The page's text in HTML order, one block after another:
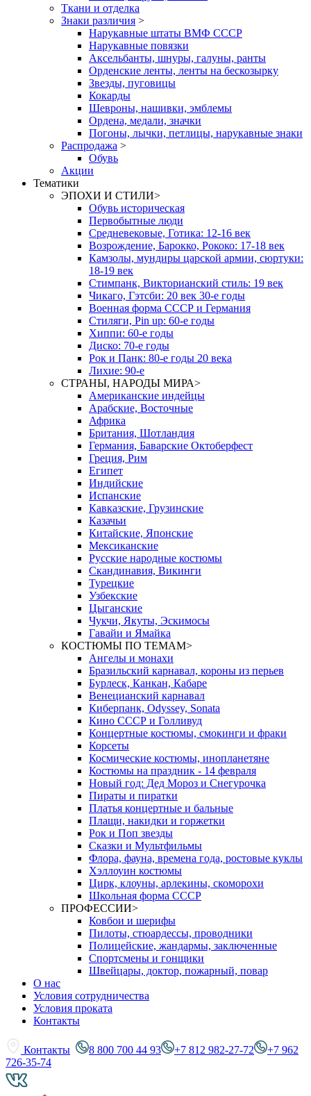
Ткани и отделка
Знаки различия >
Нарукавные штаты ВМФ СССР
Нарукавные повязки
Аксельбанты, шнуры, галуны, ранты
Орденские ленты, ленты на бескозырку
Звезды, пуговицы
Кокарды
Шевроны, нашивки, эмблемы
Ордена, медали, значки
Погоны, лычки, петлицы, нарукавные знаки
Распродажа >
Обувь
Акции
Тематики
ЭПОХИ И СТИЛИ>
Обувь историческая
Первобытные люди
Средневековые, Готика: 12-16 век
Возрождение, Барокко, Рококо: 17-18 век
Камзолы, мундиры царской армии, сюртуки:
18-19 век
Стимпанк, Викторианский стиль: 19 век
Чикаго, Гэтсби: 20 век 30-е годы
Военная форма СССР и Германия
Стиляги, Pin up: 60-е годы
Хиппи: 60-е годы
Диско: 70-е годы
Рок и Панк: 80-е годы 20 века
Лихие: 90-е
СТРАНЫ, НАРОДЫ МИРА>
Американские индейцы
Арабские, Восточные
Африка
Британия, Шотландия
Германия, Баварские Октоберфест
Греция, Рим
Египет
Индийские
Испанские
Кавказские, Грузинские
Казачьи
Китайские, Японские
Мексиканские
Русские народные костюмы
Скандинавия, Викинги
Турецкие
Узбекские
Цыганские
Чукчи, Якуты, Эскимосы
Гавайи и Ямайка
КОСТЮМЫ ПО ТЕМАМ>
Ангелы и монахи
Бразильский карнавал, короны из перьев
Бурлеск, Канкан, Кабаре
Венецианский карнавал
Киберпанк, Odyssey, Sonata
Кино СССР и Голливуд
Концертные костюмы, смокинги и фраки
Корсеты
Космические костюмы, инопланетяне
Костюмы на праздник - 14 февраля
Новый год: Дед Мороз и Снегурочка
Пираты и пиратки
Платья концертные и бальные
Плащи, накидки и горжетки
Рок и Поп звезды
Сказки и Мультфильмы
Флора, фауна, времена года, ростовые куклы
Хэллоуин костюмы
Цирк, клоуны, арлекины, скоморохи
Школьная форма СССР
ПРОФЕССИИ>
Ковбои и шерифы
Пилоты, стюардессы, проводники
Полицейские, жандармы, заключенные
Спортсмены и гонщики
Швейцары, доктор, пожарный, повар
О нас
Условия сотрудничества
Условия проката
Контакты
Контакты 8 800 700 44 93 +7 812 982-27-72
+7 962
726-35-74